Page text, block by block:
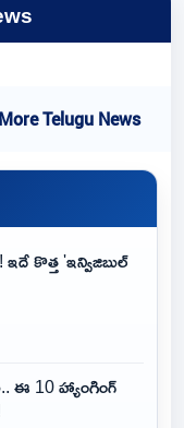
Telugu News
కొత్త 'ఇన్విజిబుల్
ఈ 10 హ్యాంగింగ్